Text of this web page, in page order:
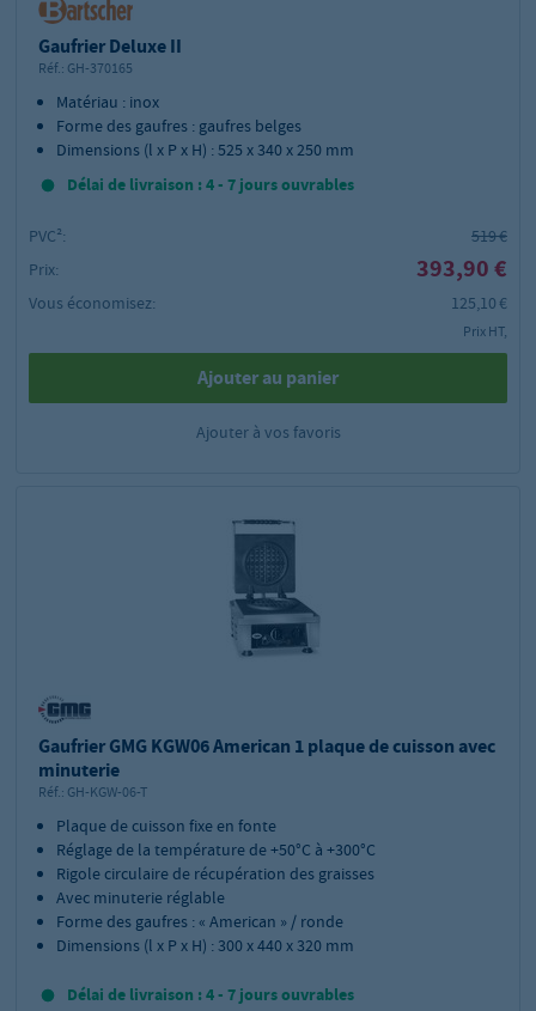
Gaufrier Deluxe II
Réf.: GH-370165
Matériau : inox
Forme des gaufres : gaufres belges
Dimensions (l x P x H) : 525 x 340 x 250 mm
Délai de livraison : 4 - 7 jours ouvrables
PVC²:
519 €
Prix:
393,90 €
Vous économisez: 125,10 €
Prix HT,
Ajouter au panier
Ajouter à vos favoris
Gaufrier GMG KGW06 American 1 plaque de cuisson avec
minuterie
Réf.: GH-KGW-06-T
Plaque de cuisson fixe en fonte
Réglage de la température de +50°C à +300°C
Rigole circulaire de récupération des graisses
Avec minuterie réglable
Forme des gaufres : « American » / ronde
Dimensions (l x P x H) : 300 x 440 x 320 mm
Délai de livraison : 4 - 7 jours ouvrables